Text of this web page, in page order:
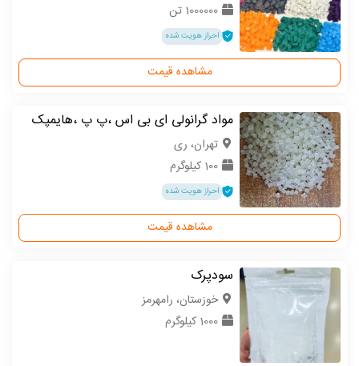
1000000 تن
احراز هویت شده
مشاهده قیمت
مواد گرانولی ای بی اس ،پ پ ،هایمپک
تهران، ری
100 کیلوگرم
احراز هویت شده
مشاهده قیمت
سودپرک
خوزستان، رامهرمز
1000 کیلوگرم